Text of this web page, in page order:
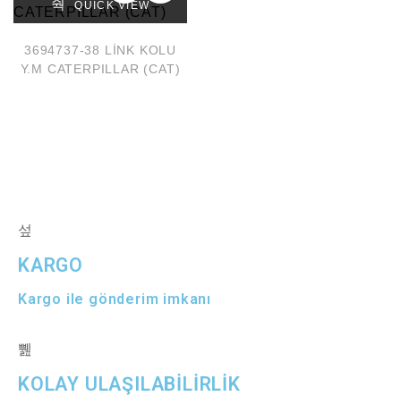
QUICK VIEW
3694737-38 LİNK KOLU
Y.M CATERPILLAR (CAT)
KARGO
Kargo ile gönderim imkanı
KOLAY ULAŞILABİLİRLİK